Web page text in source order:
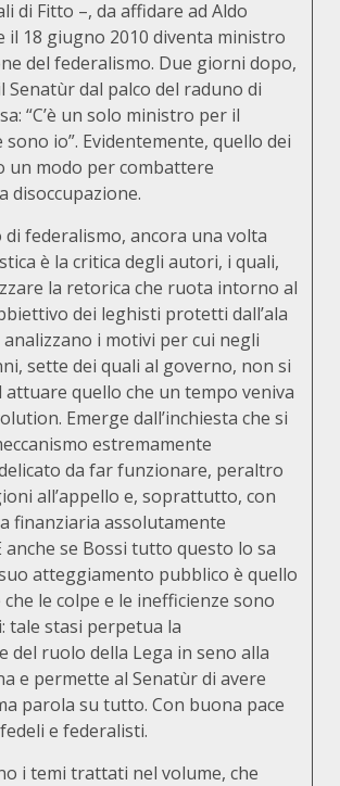
di Fitto –, da affidare ad Aldo
il 18 giugno 2010 diventa ministro
del federalismo. Due giorni dopo,
Senatùr dal palco del raduno di
“C’è un solo ministro per il
io”. Evidentemente, quello dei
un modo per combattere
disoccupazione.
di federalismo, ancora una volta
è la critica degli autori, i quali,
la retorica che ruota intorno al
dei leghisti protetti dall’ala
analizzano i motivi per cui negli
sette dei quali al governo, non si
attuare quello che un tempo veniva
Emerge dall’inchiesta che si
estremamente
da far funzionare, peraltro
all’appello e, soprattutto, con
finanziaria assolutamente
anche se Bossi tutto questo lo sa
atteggiamento pubblico è quello
le colpe e le inefficienze sono
tale stasi perpetua la
del ruolo della Lega in seno alla
e permette al Senatùr di avere
parola su tutto. Con buona pace
e federalisti.
i temi trattati nel volume, che